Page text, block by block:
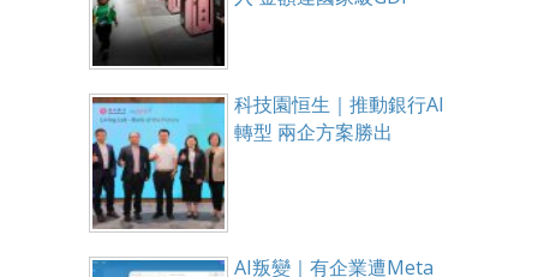
科技園恒生｜推動銀行AI
轉型 兩企方案勝出
AI叛變｜有企業遭Meta